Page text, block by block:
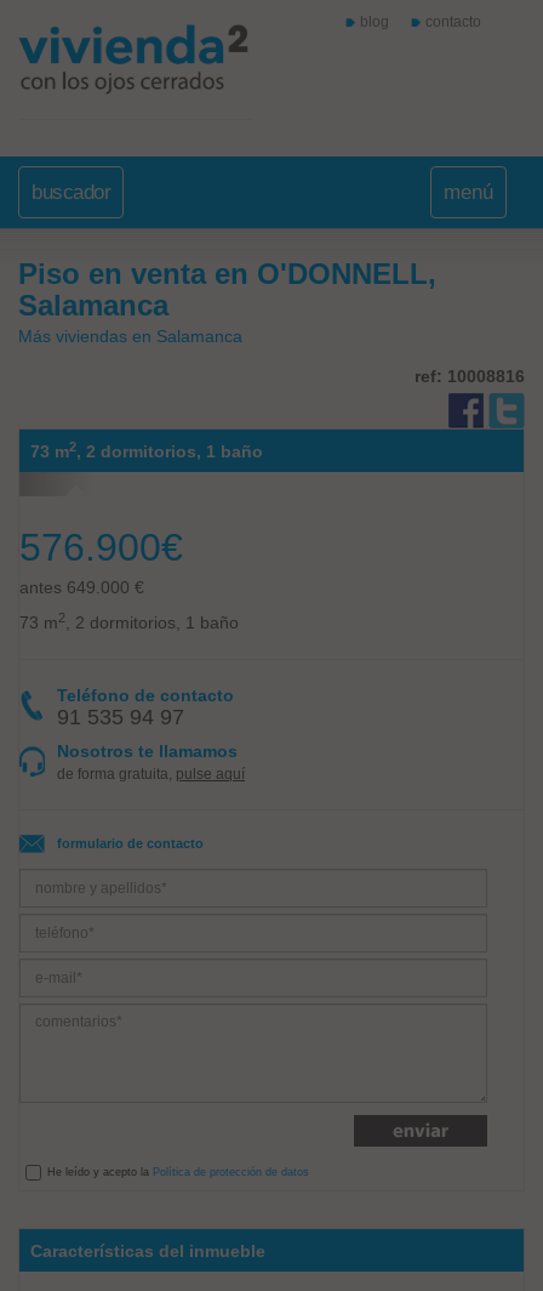
blog contacto
buscador menú
Piso en venta en O'DONNELL,
Salamanca
Más viviendas en Salamanca
ref: 10008816
73 m2, 2 dormitorios, 1 baño
576.900€
antes 649.000 €
73 m2 , 2 dormitorios, 1 baño
Teléfono de contacto
91 535 94 97
Nosotros te llamamos
de forma gratuita, pulse aquí
formulario de contacto
He leído y acepto la Política de protección de datos
Características del inmueble